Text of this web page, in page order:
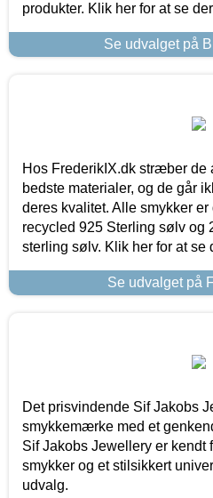
produkter. Klik her for at se
Se udvalget på
Hos FrederikIX.dk stræber de
bedste materialer, og de går
deres kvalitet. Alle smykker
recycled 925 Sterling sølv og
sterling sølv. Klik her for at se
Se udvalget på
Det prisvindende Sif Jakobs
smykkemærke med et
Sif Jakobs Jewellery er kendt
smykker og et stilsikkert
udvalg.